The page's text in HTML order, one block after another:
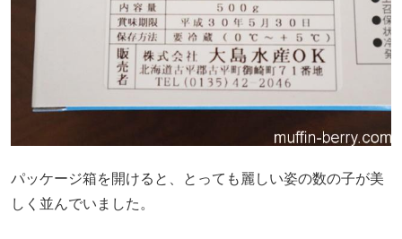
パッケージ箱を開けると、とっても麗しい姿の数の子が美
しく並んでいました。